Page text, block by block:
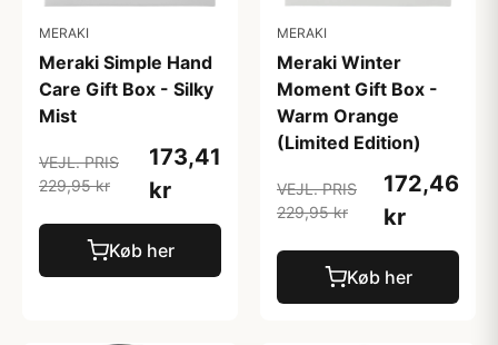
MERAKI
Meraki Simple Hand
Care Gift Box - Silky
Mist
VEJL. PRIS
229,95 kr
173,41
kr
Køb her
MERAKI
Meraki Winter
Moment Gift Box -
Warm Orange
(Limited Edition)
VEJL. PRIS
229,95 kr
172,46
kr
Køb her